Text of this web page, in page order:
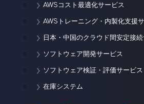
AWSコスト最適化サービス
AWSトレーニング・内製化支援
日本・中国のクラウド間安定接
ソフトウェア開発サービス
ソフトウェア検証・評価サービス
在庫システム